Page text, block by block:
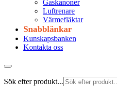
Gaskanoner
Luftrenare
Värmefläktar
Snabblänkar
Kunskapsbanken
Kontakta oss
Sök efter produkt...